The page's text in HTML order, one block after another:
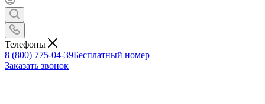
Телефоны
8 (800) 775-04-39Бесплатный номер
Заказать звонок